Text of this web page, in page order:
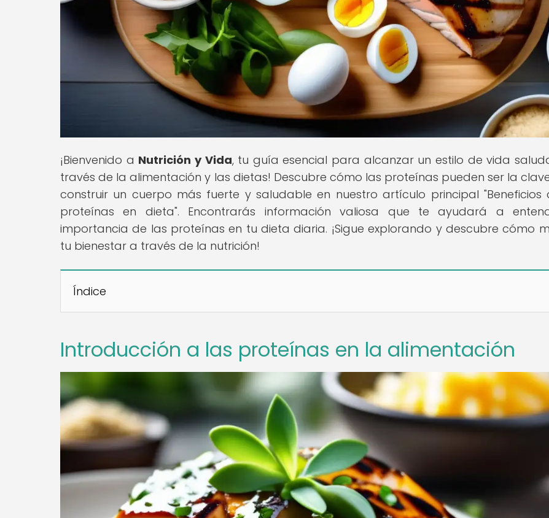
¡Bienvenido a Nutrición y Vida, tu guía esencial para alcanzar un estilo de vida
través de la alimentación y las dietas! Descubre cómo las proteínas pueden ser la
construir un cuerpo más fuerte y saludable en nuestro artículo principal "Beneficios
proteínas en dieta". Encontrarás información valiosa que te ayudará a
importancia de las proteínas en tu dieta diaria. ¡Sigue explorando y descubre cómo
tu bienestar a través de la nutrición!
Índice
Introducción a las proteínas en la alimentación